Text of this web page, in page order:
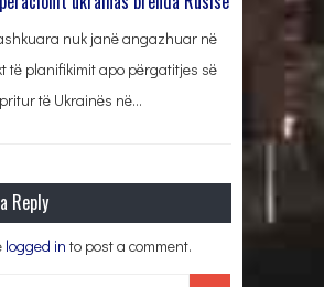
nuk janë angazhuar në
të planifikimit apo përgatitjes së
të Ukrainës në…
Reply
logged in to post a comment.